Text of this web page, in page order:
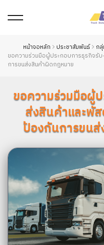
หน้าจอหลัก ประชาสัมพันธ์
กลุ่
ขอความร่วมมือผู้ประกอบการธุรกิจรั
การขนส่งสินค้าผิดกฎหมาย
ขอความร่วมมือผู้
ส่งสินค้าและพั
ป้องกันการขน